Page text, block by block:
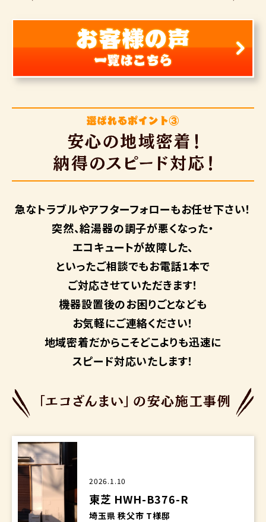
急なトラブルやアフターフォローもお任せ下さい！
突然、給湯器の調子が悪くなった・
エコキュートが故障した、
といったご相談でもお電話1本で
ご対応させていただきます！
機器設置後のお困りごとなども
お気軽にご連絡ください！
地域密着だからこそどこよりも迅速に
スピード対応いたします！
2026.1.10
東芝 HWH-B376-R
埼玉県 秩父市 T様邸